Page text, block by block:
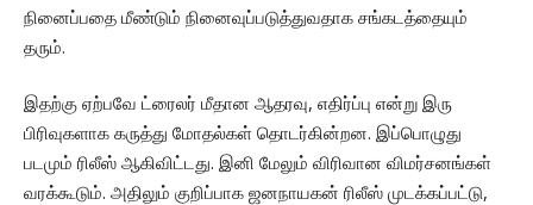
நினைப்பதை மீண்டும் நினைவுப்படுத்துவதாக சங்கடத்தையும்
தரும்.
இதற்கு ஏற்பவே ட்ரைலர் மீதான ஆதரவு, எதிர்ப்பு என்று இரு
பிரிவுகளாக கருத்து மோதல்கள் தொடர்கின்றன. இப்பொழுது
படமும் ரிலீஸ் ஆகிவிட்டது. இனி மேலும் விரிவான விமர்சனங்கள்
வரக்கூடும். அதிலும் குறிப்பாக ஜனநாயகன் ரிலீஸ் முடக்கப்பட்டு,